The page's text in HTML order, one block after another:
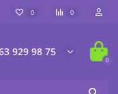
0 0
929 98 75
0